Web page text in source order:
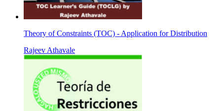
Theory of Constraints (TOC) - Application for Distribution
Rajeev Athavale